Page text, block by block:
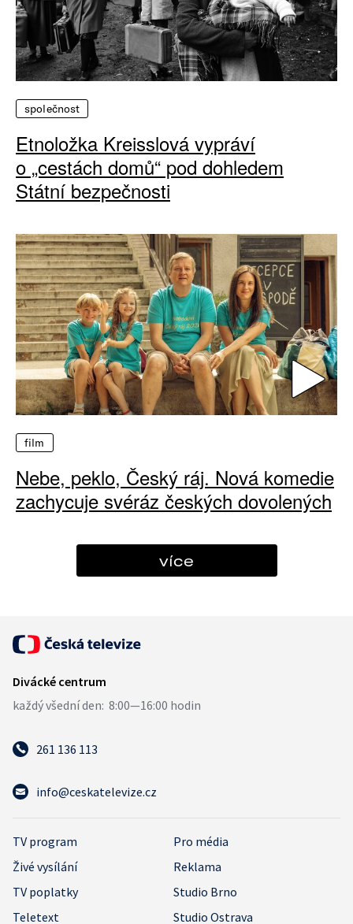
společnost
Etnoložka Kreisslová vypráví
o „cestách domů“ pod dohledem
Státní bezpečnosti
film
Nebe, peklo, Český ráj. Nová komedie
zachycuje svéráz českých dovolených
více
261 136 113
info@ceskatelevize.cz
TV program
Pro média
Živé vysílání
Reklama
TV poplatky
Studio Brno
Teletext
Studio Ostrava